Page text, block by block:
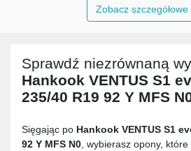
Zobacz
Sprawdź niezrównaną
Hankook VENTUS S1
235/40 R19 92 Y MFS
Sięgając po Hankook VENTUS S1
92 Y MFS N0, wybierasz opony,